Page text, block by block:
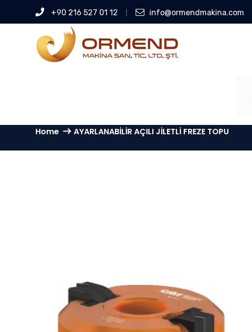
+90 216 527 01 12 info@ormendmakina.com
Home AYARLANABİLİR AÇILI JİLETLİ FREZE TOPU